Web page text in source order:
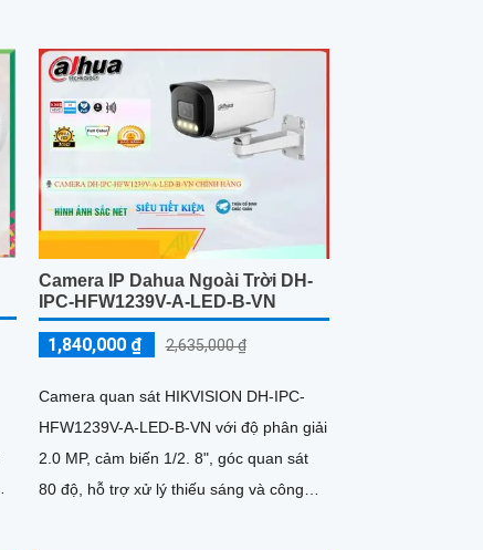
Camera IP Dahua Ngoài Trời DH-
IPC-HFW1239V-A-LED-B-VN
1,840,000 ₫ 2,635,000 ₫
Camera quan sát HIKVISION DH-IPC-
HFW1239V-A-LED-B-VN với độ phân giải
2.0 MP, cảm biến 1/2. 8", góc quan sát
80 độ, hỗ trợ xử lý thiếu sáng và công